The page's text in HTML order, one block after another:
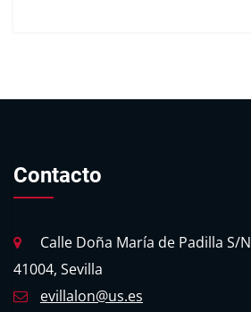
Contacto
Calle Doña María de Padilla S/N
41004, Sevilla
evillalon@us.es